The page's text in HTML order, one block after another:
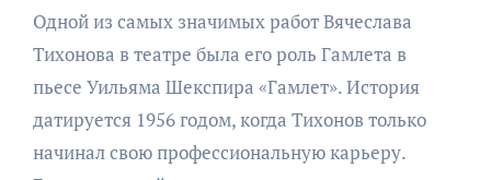
Одной из самых значимых работ Вячеслава
Тихонова в театре была его роль Гамлета в
пьесе Уильяма Шекспира «Гамлет». История
датируется 1956 годом, когда Тихонов только
начинал свою профессиональную карьеру.